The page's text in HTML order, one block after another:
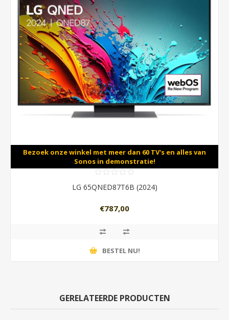
Bezoek onze winkel met meer dan 60 TV's en alles van
Sonos in demonstratie!
LG 65QNED87T6B (2024)
€787,00
BESTEL NU!
GERELATEERDE PRODUCTEN